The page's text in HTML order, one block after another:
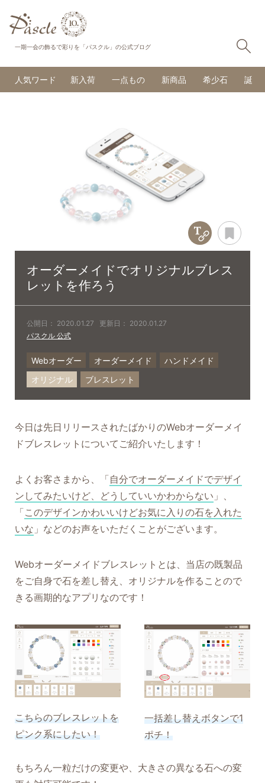
一期一会の飾るで彩りを「パスクル」の公式ブログ
人気ワード 新入荷 一点もの 新商品 希少石 誕生
オーダーメイドでオリジナルブレス
レットを作ろう
公開日： 2020.01.27 更新日： 2020.01.27
パスクル 公式
Copy Title &
Webオーダー オーダーメイド
ハンドメイド
オリジナル
ブレスレット
今日は先日リリースされたばかりのWebオーダーメイ
ドブレスレットについてご紹介いたします！
よくお客さまから、「自分でオーダーメイドでデザイ
ンしてみたいけど、どうしていいかわからない 」、
「このデザインかわいいけどお気に入りの石を入れた
いな 」などのお声をいただくことがございます。
Webオーダーメイドブレスレットとは、当店の既製品
をご自身で石を差し替え、オリジナルを作ることので
きる画期的なアプリなのです！
こちらのブレスレットを
ピンク系にしたい！
一括差し替えボタンで1
ポチ！
もちろん一粒だけの変更や、大きさの異なる石への変